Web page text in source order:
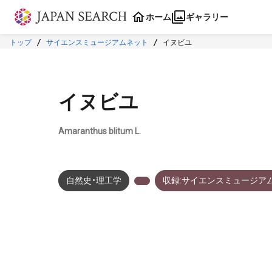
本文に飛ぶ
ホーム ギャラリー
トップ サイエンスミュージアムネット イヌビユ
イヌビユ
Amaranthus blitum L.
自然史・理工学 収録:サイエンスミュージア